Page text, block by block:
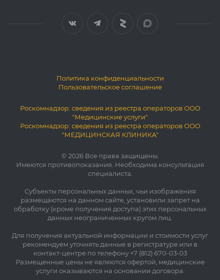
Политика конфиденциальности
Пользовательское соглашение
Роскомнадзор: сведения из реестра операторов ООО
"Медицинские услуги"
Роскомнадзор: сведения из реестра операторов ООО
"МЕДИЦИНСКАЯ КЛИНИКА"
© 2026 Все права защищены.
Имеются противопоказания. Необходима консультация
специалиста.
Субъекты персональных данных, чьи изображения
размещаются на данном сайте, установили запрет на
обработку (кроме получения доступа) этих персональных
данных неограниченных кругом лиц.
Для получения актуальной информации и стоимости услуг
рекомендуем уточнять данные в регистратуре или в
контакт-центре по телефону +7 (812) 670-03-03
Размещенные цены не являются офертой, медицинские
услуги оказываются на основании договора.